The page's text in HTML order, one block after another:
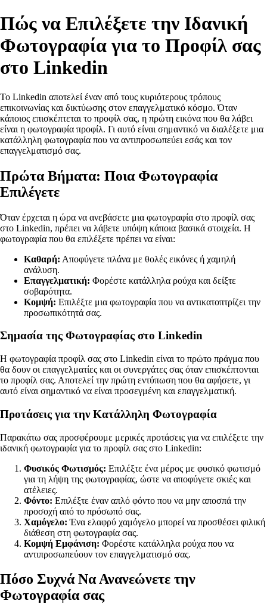
Πώς να Επιλέξετε την Ιδανική
Φωτογραφία για το Προφίλ σας
στο Linkedin
Το Linkedin αποτελεί έναν από τους κυριότερους τρόπους
επικοινωνίας και δικτύωσης στον επαγγελματικό κόσμο. Όταν
κάποιος επισκέπτεται το προφίλ σας, η πρώτη εικόνα που θα λάβει
είναι η φωτογραφία προφίλ. Γι αυτό είναι σημαντικό να διαλέξετε μια
κατάλληλη φωτογραφία που να αντιπροσωπεύει εσάς και τον
επαγγελματισμό σας.
Πρώτα Βήματα: Ποια Φωτογραφία
Επιλέγετε
Όταν έρχεται η ώρα να ανεβάσετε μια φωτογραφία στο προφίλ σας
στο Linkedin, πρέπει να λάβετε υπόψη κάποια βασικά στοιχεία. Η
φωτογραφία που θα επιλέξετε πρέπει να είναι:
Καθαρή: Αποφύγετε πλάνα με θολές εικόνες ή χαμηλή
ανάλυση.
Επαγγελματική: Φορέστε κατάλληλα ρούχα και δείξτε
σοβαρότητα.
Κομψή: Επιλέξτε μια φωτογραφία που να αντικατοπτρίζει την
προσωπικότητά σας.
Σημασία της Φωτογραφίας στο Linkedin
Η φωτογραφία προφίλ σας στο Linkedin είναι το πρώτο πράγμα που
θα δουν οι επαγγελματίες και οι συνεργάτες σας όταν επισκέπτονται
το προφίλ σας. Αποτελεί την πρώτη εντύπωση που θα αφήσετε, γι
αυτό είναι σημαντικό να είναι προσεγμένη και επαγγελματική.
Προτάσεις για την Κατάλληλη Φωτογραφία
Παρακάτω σας προσφέρουμε μερικές προτάσεις για να επιλέξετε την
ιδανική φωτογραφία για το προφίλ σας στο Linkedin:
Φυσικός Φωτισμός: Επιλέξτε ένα μέρος με φυσικό φωτισμό
για τη λήψη της φωτογραφίας, ώστε να αποφύγετε σκιές και
ατέλειες.
Φόντο: Επιλέξτε έναν απλό φόντο που να μην αποσπά την
προσοχή από το πρόσωπό σας.
Χαμόγελο: Ένα ελαφρύ χαμόγελο μπορεί να προσθέσει φιλική
διάθεση στη φωτογραφία σας.
Κομψή Εμφάνιση: Φορέστε κατάλληλα ρούχα που να
αντιπροσωπεύουν τον επαγγελματισμό σας.
Πόσο Συχνά Να Ανανεώνετε την
Φωτογραφία σας